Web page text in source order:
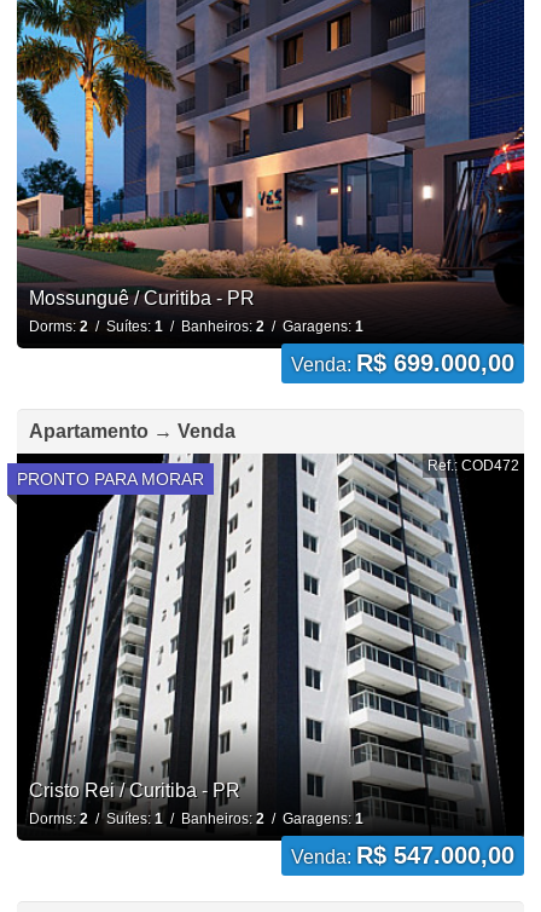
Mossunguê / Curitiba - PR
Dorms: 2/ Suítes: 1/ Banheiros: 2/ Garagens: 1
Venda: R$ 699.000,00
Apartamento → Venda
PRONTO PARA MORAR
Ref.: COD472
Cristo Rei / Curitiba - PR
Dorms:2/ Suítes: 1/ Banheiros: 2/ Garagens: 1
Venda: R$ 547.000,00